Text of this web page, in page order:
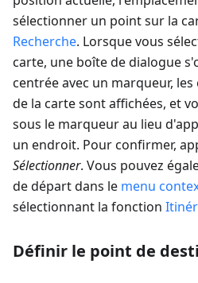
sélectionner un point sur la
Recherche. Lorsque vous
carte, une boîte de dialogue
centrée avec un marqueur,
de la carte sont affichées, et
sous le marqueur au lieu
un endroit. Pour confirmer,
Sélectionner. Vous pouvez
de départ dans le menu
sélectionnant la fonction
Définir le point de